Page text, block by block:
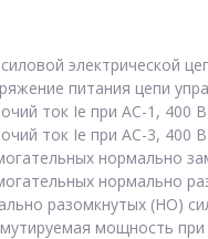
электрической
питания цепи
ток Ie при AC-1, 400 В
ток Ie при AC-3, 400 В
нормально
нормально
разомкнутых (НО)
мощность при